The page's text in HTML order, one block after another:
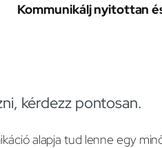
Kommunikálj nyitottan
kérdezz pontosan.
alapja tud lenne egy